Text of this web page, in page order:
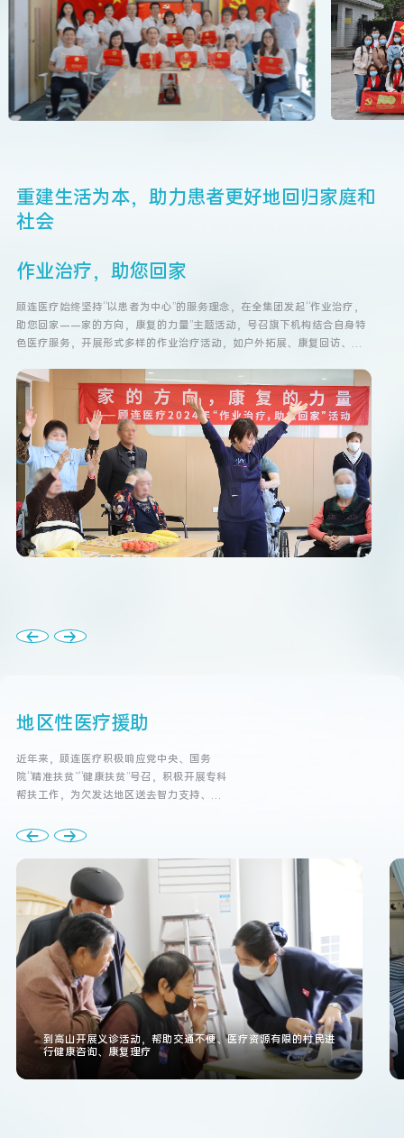
重建生活为本， 助力患者更好地回 归家庭和
社会
作业治疗，助您回家
顾连医疗始终坚持“以患者为中心”的服务理念，在全集团发起“作业治疗，
助您回家——家的方向，康复的力量”主题活动，号召旗下机构结合自身特
色医疗服务，开展形式多样的作业治疗活动，如户外拓展、康复回访、家
复治疗师不断提升专业技能，助力患者重建生活，更好地融入家庭和社
地区性医疗援助
近年来，顾连医疗积极响应党中央、国务
院“精准扶贫”“健康扶贫”号召，积极开展专科
帮扶工作，为欠发达地区送去智力支持、技
到高山开展义诊活动，帮助交通不便、医疗资源有限的村民进
行健康咨询、康复理疗